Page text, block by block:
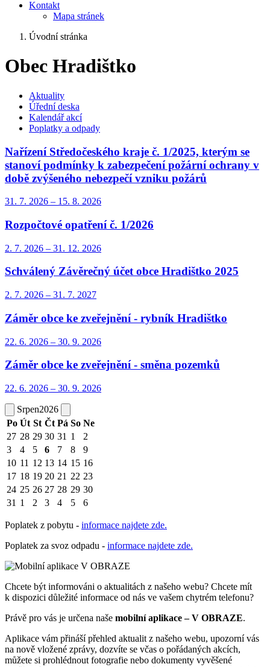
Kontakt
Mapa stránek
Úvodní stránka
Obec Hradištko
Aktuality
Úřední deska
Kalendář akcí
Poplatky a odpady
Nařízení Středočeského kraje č. 1/2025, kterým se
stanoví podmínky k zabezpečení požární ochrany v
době zvýšeného nebezpečí vzniku požárů
31. 7. 2026 – 15. 8. 2026
Rozpočtové opatření č. 1/2026
2. 7. 2026 – 31. 12. 2026
Schválený Závěrečný účet obce Hradištko 2025
2. 7. 2026 – 31. 7. 2027
Záměr obce ke zveřejnění - rybník Hradištko
22. 6. 2026 – 30. 9. 2026
Záměr obce ke zveřejnění - směna pozemků
22. 6. 2026 – 30. 9. 2026
Srpen2026
Po Út St Čt Pá So Ne
27 28 29 30 31 1
2
3
4 5 6 7 8
9
10 11 12 13 14 15 16
17 18 19 20 21 22 23
24 25 26 27 28 29 30
31 1 2 3 4 5 6
Poplatek z pobytu - informace najdete zde.
Poplatek za svoz odpadu - informace najdete zde.
Chcete být informováni o aktualitách z našeho webu? Chcete mít
k dispozici důležité informace od nás ve vašem chytrém telefonu?
Právě pro vás je určena naše mobilní aplikace – V OBRAZE.
Aplikace vám přináší přehled aktualit z našeho webu, upozorní vás
na nově vložené zprávy, dozvíte se včas o pořádaných akcích,
můžete si prohlédnout fotografie nebo dokumenty vyvěšené